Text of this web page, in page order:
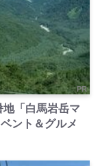
PR
「白馬岩岳マ
ント＆グルメ